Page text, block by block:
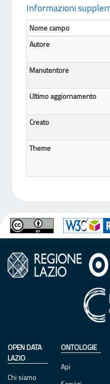
Informazioni
Nome campo
Autore
Manutentore
Ultimo aggiornamento
Creato
Theme
OPEN DATA
LAZIO
Chi siamo
ONTOLOGIE
Api